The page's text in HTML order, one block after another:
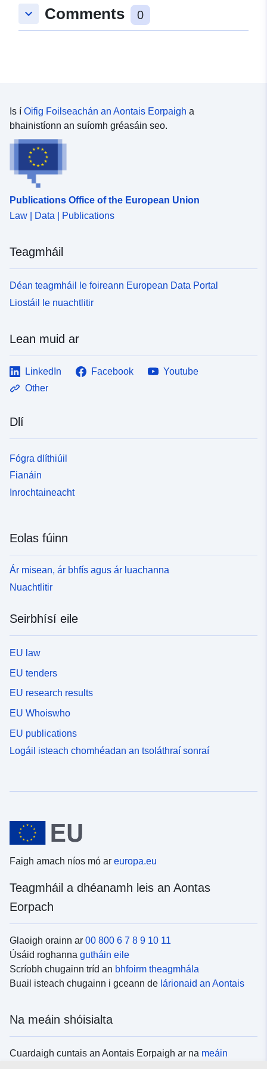
bheith ina gcúis le rioscaí nua, a chuirtear isteach
toirmisc nó oidis (cf. Airteagal L562-1 den Chód
Comhshaoil). Seo níl feidhm ag an gcatagóir
keyboard_arrow_down Comments 0
Is í Oifig Foilseachán an Aontais Eorpaigh a
bhainistíonn an suíomh gréasáin seo.
Publications Office of the European Union
Law | Data | Publications
Teagmháil
Déan teagmháil le foireann European Data Portal
Liostáil le nuachtlitir
Lean muid ar
LinkedIn Facebook
Youtube
Other
Dlí
Fógra dlíthiúil
Fianáin
Inrochtaineacht
Eolas fúinn
Ár misean, ár bhfís agus ár luachanna
Nuachtlitir
Seirbhísí eile
EU law
EU tenders
EU research results
EU Whoiswho
EU publications
Logáil isteach chomhéadan an tsoláthraí sonraí
Faigh amach níos mó ar europa.eu
Teagmháil a dhéanamh leis an Aontas
Eorpach
Glaoigh orainn ar 00 800 6 7 8 9 10 11
Úsáid roghanna gutháin eile
Scríobh chugainn tríd an bhfoirm theagmhála
Buail isteach chugainn i gceann de lárionaid an Aontais
Na meáin shóisialta
Cuardaigh cuntais an Aontais Eorpaigh ar na meáin